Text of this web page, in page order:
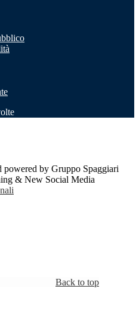
powered by Gruppo Spaggiari
& New Social Media
Back to top